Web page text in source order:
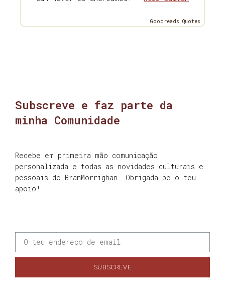
Goodreads Quotes
Subscreve e faz parte da
minha Comunidade
Recebe em primeira mão comunicação
personalizada e todas as novidades culturais e
pessoais do BranMorrighan. Obrigada pelo teu
apoio!
SUBSCREVE